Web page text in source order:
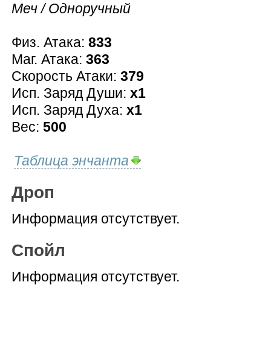
Меч / Одноручный
Физ. Атака: 833
Маг. Атака: 363
Скорость Атаки: 379
Исп. Заряд Души: x1
Исп. Заряд Духа: x1
Вес: 500
Таблица энчанта
Дроп
Информация отсутствует.
Спойл
Информация отсутствует.